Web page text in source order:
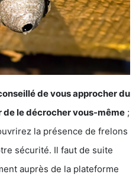
de vous approcher du
de le décrocher vous-même ;
la présence de frelons
sécurité. Il faut de suite
auprès de la plateforme